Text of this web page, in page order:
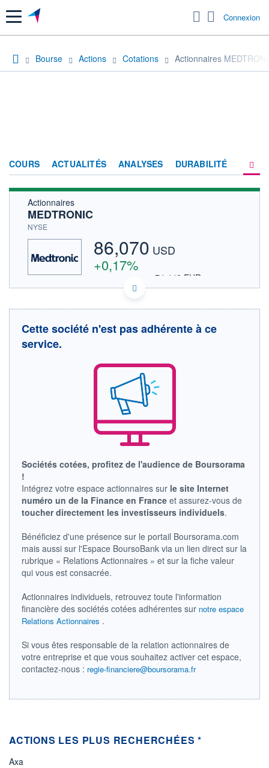
Menu Connexion
Bourse Actions Cotations Actionnaires
COURS ACTUALITÉS ANALYSES DURABILITÉ
PRODUITS DE BOURSE
FORUM
HISTORIQUE
ACTIONNAIRES
Actionnaires
MEDTRONIC
NYSE
86,070 USD
+0,17%
74,442 EUR
DONNÉES TEMPS DIFFÉRÉ
Cotation sur les autres places
16h52 18h14
CLÔTURE VEILLE
+ HAUT + BAS
VOLUME
1 032 111
CAPITAL ÉCHANGÉ
0,08%
110 174 MUSD
110 926 MUSD
LIMITE À LA
BAISSE
80,025
LIMITE À LA
HAUSSE
RENDEMENT
ESTIMÉ 2026
3,33%
PER ESTIMÉ
2026
15,44
07.08.26 / 19:36:40
ÉLIGIBILITÉ RISQUE ESG
Cette société n'est pas adhérente à ce
service.
Sociétés cotées, profitez de l'audience de Boursorama
!
Intégrez votre espace actionnaires sur le site Internet
numéro un de la Finance en France et assurez-vous de
toucher directement les investisseurs individuels.
Bénéficiez d'une présence sur le portail Boursorama.com
mais aussi sur l'Espace BoursoBank via un lien direct sur la
rubrique « Relations Actionnaires » et sur la fiche valeur
qui vous est consacrée.
Actionnaires individuels, retrouvez toute l'information
financière des sociétés cotées adhérentes sur notre espace
Relations Actionnaires .
Si vous êtes responsable de la relation actionnaires de
votre entreprise et que vous souhaitez activer cet espace,
contactez-nous : regie-financiere@boursorama.fr
ACTIONS LES PLUS RECHERCHÉES *
Axa